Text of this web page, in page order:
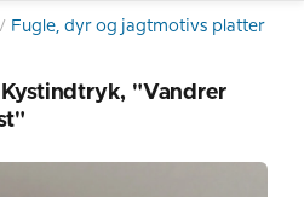
Fugle, dyr og jagtmotivs platter
Kystindtryk, "Vandrer